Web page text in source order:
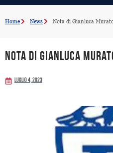
Home News Nota di Gianluca
Nota di Gianluca
Luglio 4, 2023